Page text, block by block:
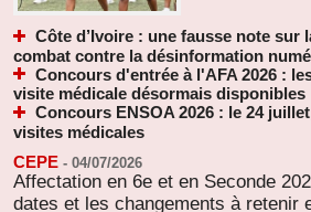
Côte d’Ivoire : une fausse note sur
combat contre la désinformation
Concours d'entrée à l'AFA 2026 :
visite médicale désormais disponibles
Concours ENSOA 2026 : le 24
visites médicales
CEPE - 04/07/2026
Affectation en 6e et en Seconde
dates et les changements à retenir